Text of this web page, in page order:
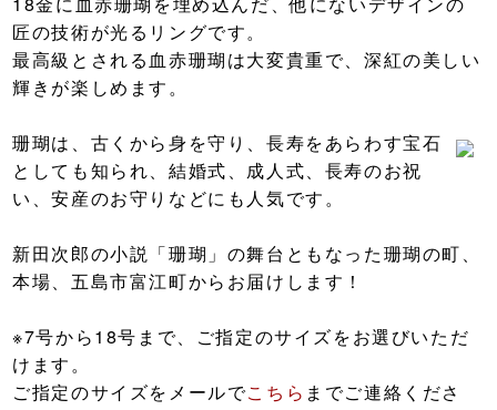
匠の技術が光るリングです。
最高級とされる血赤珊瑚は大変貴重で、深紅の美しい
輝きが楽しめます。
珊瑚は、古くから身を守り、長寿をあらわす宝石
としても知られ、結婚式、成人式、長寿のお祝
い、安産のお守りなどにも人気です。
新田次郎の小説「珊瑚」の舞台ともなった珊瑚の町、
本場、五島市富江町からお届けします！
※7号から18号まで、ご指定のサイズをお選びいただ
けます。
ご指定のサイズをメールでこちら までご連絡くださ